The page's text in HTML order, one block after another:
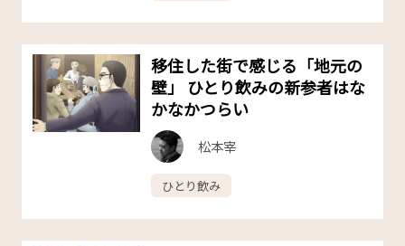
移住した街で感じる「地元の
壁」 ひとり飲みの新参者はな
かなかつらい
松本宰
ひとり飲み